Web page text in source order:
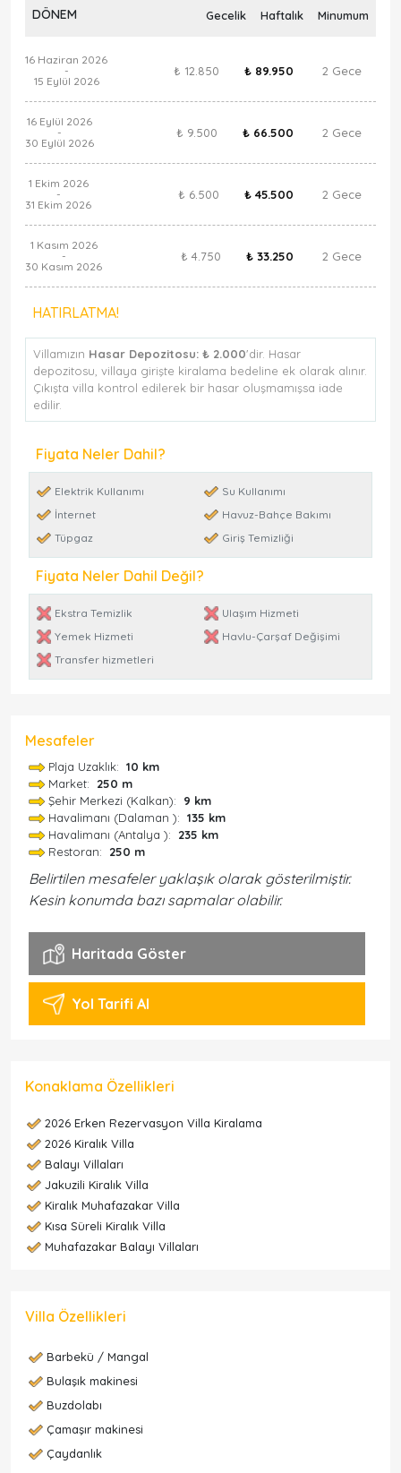
DÖNEM Gecelik Haftalık Minumum
16 Haziran 2026
-
15 Eylül 2026
₺ 12.850 ₺ 89.950 2 Gece
16 Eylül 2026
-
30 Eylül 2026
₺ 9.500 ₺ 66.500 2 Gece
1 Ekim 2026
-
31 Ekim 2026
₺ 6.500 ₺ 45.500 2 Gece
1 Kasım 2026
-
30 Kasım 2026
₺ 4.750 ₺ 33.250 2 Gece
HATIRLATMA!
Villamızın Hasar Depozitosu: ₺ 2.000'dir. Hasar
depozitosu, villaya girişte kiralama bedeline ek olarak alınır.
Çıkışta villa kontrol edilerek bir hasar oluşmamışsa iade
edilir.
Fiyata Neler Dahil?
Elektrik Kullanımı
Su Kullanımı
İnternet
Havuz-Bahçe Bakımı
Tüpgaz
Giriş Temizliği
Fiyata Neler Dahil Değil?
Ekstra Temizlik
Ulaşım Hizmeti
Yemek Hizmeti
Havlu-Çarşaf Değişimi
Transfer hizmetleri
Mesafeler
Plaja Uzaklık: 10 km
Market: 250 m
Şehir Merkezi (Kalkan): 9 km
Havalimanı (Dalaman ): 135 km
Havalimanı (Antalya ): 235 km
Restoran: 250 m
Belirtilen mesafeler yaklaşık olarak gösterilmiştir.
Kesin konumda bazı sapmalar olabilir.
Haritada Göster
Yol Tarifi Al
Konaklama Özellikleri
2026 Erken Rezervasyon Villa Kiralama
2026 Kiralık Villa
Balayı Villaları
Jakuzili Kiralık Villa
Kiralık Muhafazakar Villa
Kısa Süreli Kiralık Villa
Muhafazakar Balayı Villaları
Villa Özellikleri
Barbekü / Mangal
Bulaşık makinesi
Buzdolabı
Çamaşır makinesi
Çaydanlık